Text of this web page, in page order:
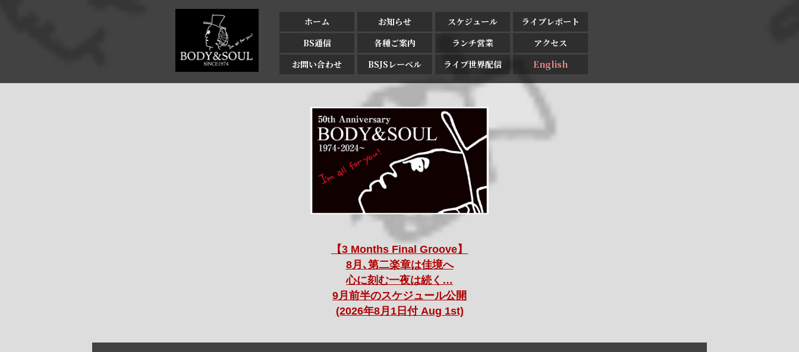
ホーム お知らせ スケジュール
ライブレポート
BS通信
各種ご案内 ランチ営業
アクセス
お問い合わせ
BSJSレーベル ライブ世界配信 English
【3 Months Final Groove】
8月､第二楽章は佳境へ
心に刻む一夜は続く…
9月前半のスケジュール公開
(2026年8月1日付 Aug 1st)